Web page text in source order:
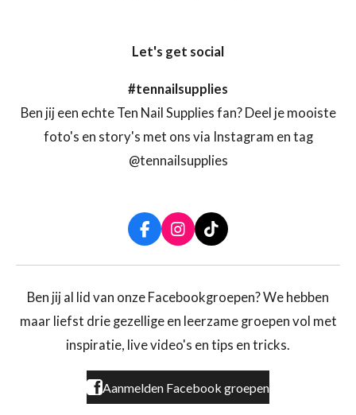
Let's get social
#tennailsupplies
Ben jij een echte Ten Nail Supplies fan? Deel je mooiste
foto's en story's met ons via Instagram en tag
@tennailsupplies
F
a
c
b
o
k
I
n
s
a
r
a
T
i
k
o
Ben jij al lid van onze Facebookgroepen? We hebben
maar liefst drie gezellige en leerzame groepen vol met
inspiratie, live video's en tips en tricks.
Aanmelden Facebook groepen